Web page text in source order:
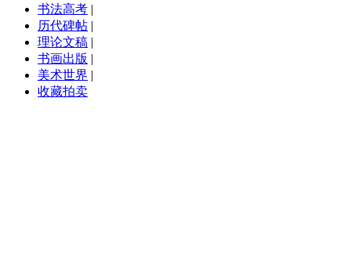
书法高考 |
历代碑帖 |
理论文稿 |
书画出版 |
美术世界 |
收藏拍卖